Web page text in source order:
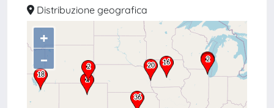
Distribuzione geografica
+
–